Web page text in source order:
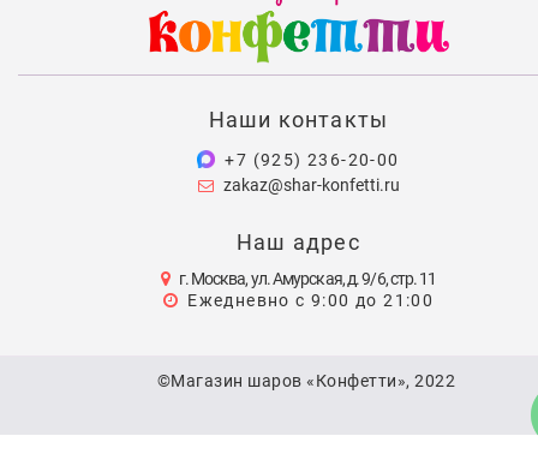
Наши контакты
+7 (925) 236-20-00
zakaz@shar-konfetti.ru
Наш адрес
г. Москва, ул. Амурская, д. 9/6, стр. 11
Ежедневно с 9:00 до 21:00
©Магазин шаров «Конфетти», 2022